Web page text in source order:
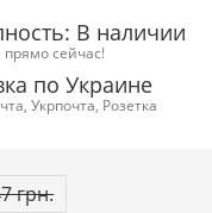
В наличии
прямо сейчас!
по Украине
Укрпочта, Розетка
грн.